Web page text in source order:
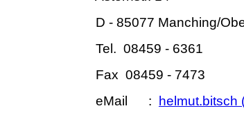
D - 85077 Manching/
Tel. 08459 - 6361
Fax 08459 - 7473
eMail : helmut.bitsch